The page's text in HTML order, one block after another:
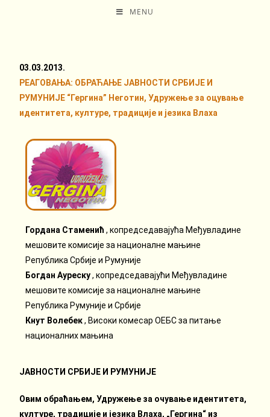
MENU
03.03.2013.
РЕАГОВАЊА: ОБРАЋАЊЕ ЈАВНОСТИ СРБИЈЕ И
РУМУНИЈЕ “Гергина” Неготин, Удружење за оцување
идентитета, културе, традиције и језика Влаха
Гордана Стаменић , копредседавајућа Међувладине
мешовите комисије за националне мањине
Република Србије и Румуније
Богдан Ауреску, копредседавајући Међувладине
мешовите комисије за националне мањине
Република Румуније и Србије
Кнут Волебек, Високи комесар ОЕБС за питање
националних мањина
ЈАВНОСТИ СРБИЈЕ И РУМУНИЈЕ
Овим обраћањем, Удружење за очување идентитета,
културе, традиције и језика Влаха, „Гергина“ из